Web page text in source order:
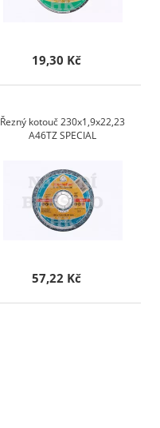
19,30 Kč
Řezný kotouč 230x1,9x22,23
A46TZ SPECIAL
57,22 Kč